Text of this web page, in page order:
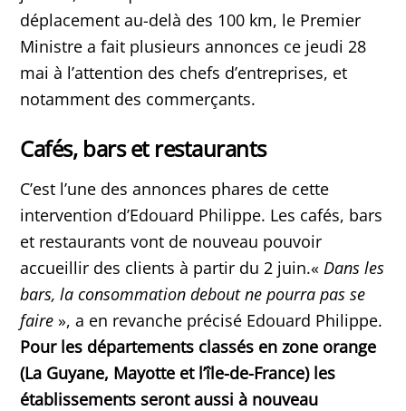
déplacement au-delà des 100 km, le Premier
Ministre a fait plusieurs annonces ce jeudi 28
mai à l’attention des chefs d’entreprises, et
notamment des commerçants.
Cafés, bars et restaurants
C’est l’une des annonces phares de cette
intervention d’Edouard Philippe. Les cafés, bars
et restaurants vont de nouveau pouvoir
accueillir des clients à partir du 2 juin.« Dans les
bars, la consommation debout ne pourra pas se
faire », a en revanche précisé Edouard Philippe.
Pour les départements classés en zone orange
(La Guyane, Mayotte et l’île-de-France) les
établissements seront aussi à nouveau